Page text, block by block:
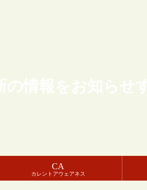
の情報をお知らせ
CA
カレントアウェアネス